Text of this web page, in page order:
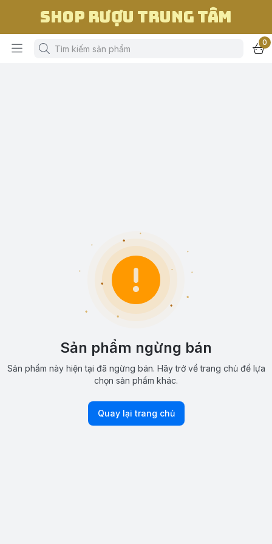
Shop Rượu Trung Tâm
0
Sản phẩm ngừng bán
Sản phẩm này hiện tại đã ngừng bán. Hãy trở về trang chủ để lựa
chọn sản phẩm khác.
Quay lại trang chủ